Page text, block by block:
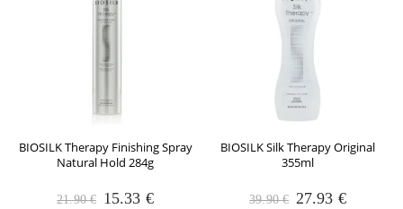
BIOSILK Therapy Finishing Spray
Natural Hold 284g
21.90€ Algne
15.33 €Praegune
BIOSILK Silk Therapy Original
355ml
39.90€ Algne
27.93 €